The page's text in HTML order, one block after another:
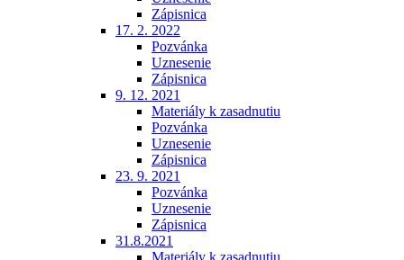
Zápisnica
17. 2. 2022
Pozvánka
Uznesenie
Zápisnica
9. 12. 2021
Materiály k zasadnutiu
Pozvánka
Uznesenie
Zápisnica
23. 9. 2021
Pozvánka
Uznesenie
Zápisnica
31.8.2021
Materiály k zasadnutiu